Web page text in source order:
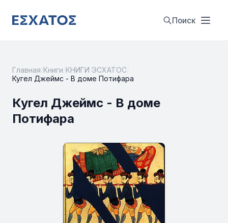
Поиск
Главная Книги КНИГИ ЭСХАТОС
Кугел Джеймс - В доме Потифара
Кугел Джеймс - В доме
Потифара